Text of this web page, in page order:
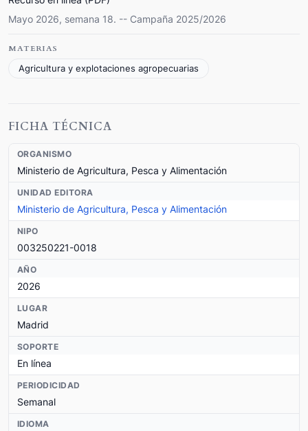
Mayo 2026, semana 18. -- Campaña 2025/2026
MATERIAS
Agricultura y explotaciones agropecuarias
FICHA TÉCNICA
ORGANISMO
Ministerio de Agricultura, Pesca y Alimentación
UNIDAD EDITORA
Ministerio de Agricultura, Pesca y Alimentación
NIPO
003250221-0018
AÑO
2026
LUGAR
Madrid
SOPORTE
En línea
PERIODICIDAD
Semanal
IDIOMA